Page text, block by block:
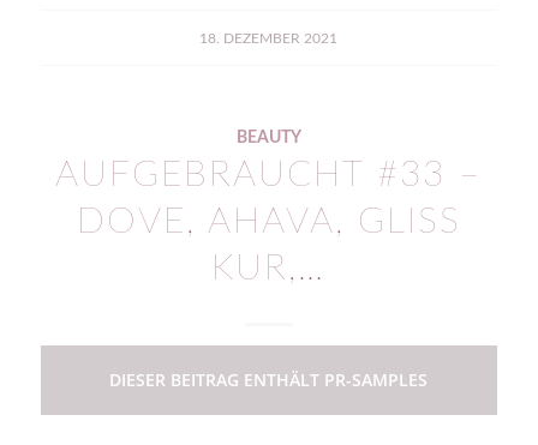
18. DEZEMBER 2021
BEAUTY
AUFGEBRAUCHT #33 –
DOVE, AHAVA, GLISS
KUR,…
DIESER BEITRAG ENTHÄLT PR-SAMPLES